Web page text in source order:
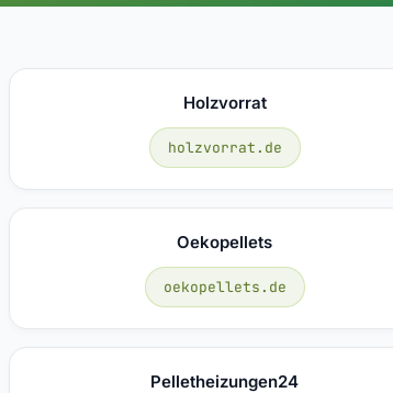
Holzvorrat
holzvorrat.de
Oekopellets
oekopellets.de
Pelletheizungen24